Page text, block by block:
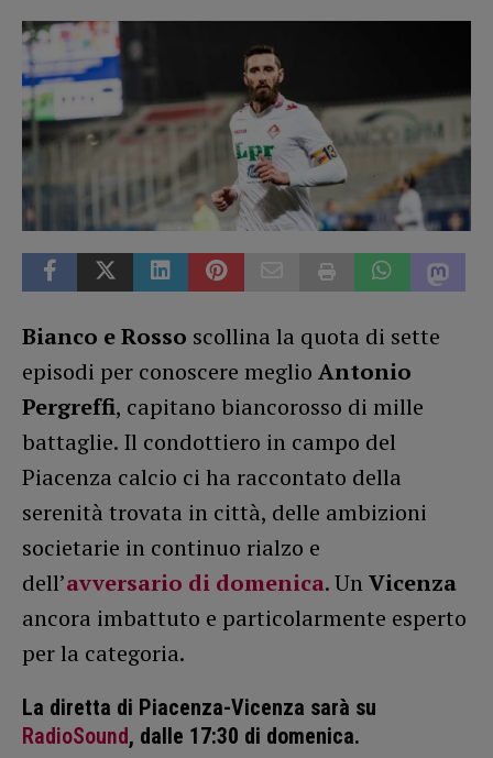
Bianco e Rosso scollina la quota di sette
episodi per conoscere meglio Antonio
Pergreffi, capitano biancorosso di mille
battaglie. Il condottiero in campo del
Piacenza calcio ci ha raccontato della
serenità trovata in città, delle ambizioni
societarie in continuo rialzo e
dell’avversario di domenica. UnVicenza
ancora imbattuto e particolarmente esperto
per la categoria.
La diretta di Piacenza-Vicenza sarà su
RadioSound, dalle 17:30 di domenica.